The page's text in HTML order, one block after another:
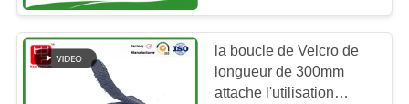
PLAN
DU
Crochet et serre-
câble de bouclela boucle de Velcro de
longueur de 300mm
attache l'utilisation